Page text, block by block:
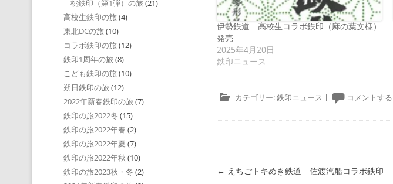
伊勢鉄道 高校生コラボ鉄印（麻の葉文様）
発売
2025年4月20日
鉄印ニュース
カテゴリー:鉄印ニュース | コメントする
投稿ナビゲーション
← えちごトキめき鉄道 佐渡汽船コラボ鉄印
桃鉄印（第1弾）の旅 (21)
高校生鉄印の旅 (4)
東北DCの旅 (10)
コラボ鉄印の旅 (12)
鉄印1周年の旅 (8)
こども鉄印の旅 (10)
朔日鉄印の旅 (12)
2022年新春鉄印の旅 (7)
鉄印の旅2022冬 (15)
鉄印の旅2022年春 (2)
鉄印の旅2022年夏 (7)
鉄印の旅2022年秋 (10)
鉄印の旅2023秋・冬 (2)